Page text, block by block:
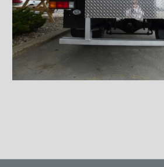
Pare-chocs ICC en aluminium
Pare-chocs ICC 3/4 en acier
Pare-chocs ICC 3/4 en acier
inoxydable